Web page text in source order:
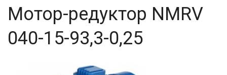
Мо­тор-ре­дук­тор NMRV
040-15-93,3-0,25